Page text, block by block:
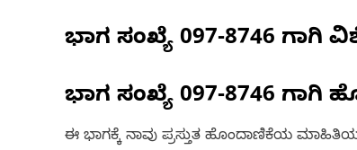
ಭಾಗ ಸಂಖ್ಯೆ 097-8746 ಗಾಗಿ
ಭಾಗ ಸಂಖ್ಯೆ 097-8746 ಗಾಗಿ
ಈ ಭಾಗಕ್ಕೆ ನಾವು ಪ್ರಸ್ತುತ ಹೊಂದಾಣಿಕೆಯ